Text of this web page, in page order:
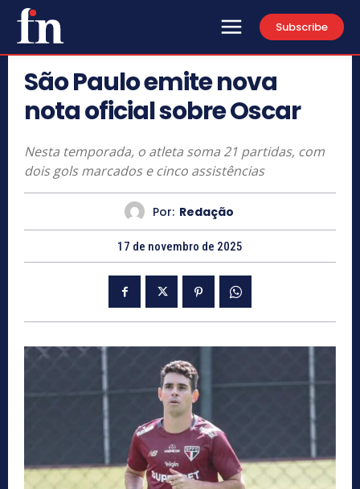
Subscribe
São Paulo emite nova
nota oficial sobre Oscar
Nesta temporada, o atleta soma 21 partidas, com
dois gols marcados e cinco assistências
Por: Redação
17 de novembro de 2025